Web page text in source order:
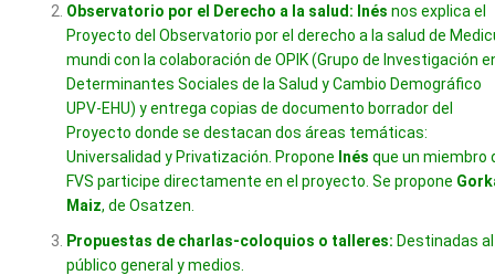
Observatorio por el Derecho a la salud: Inés nos explica el
Proyecto del Observatorio por el derecho a la salud de
mundi con la colaboración de OPIK (Grupo de Investigación
Determinantes Sociales de la Salud y Cambio Demográfico
UPV-EHU) y entrega copias de documento borrador del
Proyecto donde se destacan dos áreas temáticas:
Universalidad y Privatización. Propone Inés que un miembro
FVS participe directamente en el proyecto. Se propone
Maiz, de Osatzen.
Propuestas de charlas-coloquios o talleres: Destinadas al
público general y medios.